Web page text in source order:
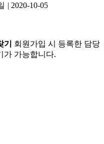
| 2020-10-05
회원가입 시 등록한 담당
가 가능합니다.